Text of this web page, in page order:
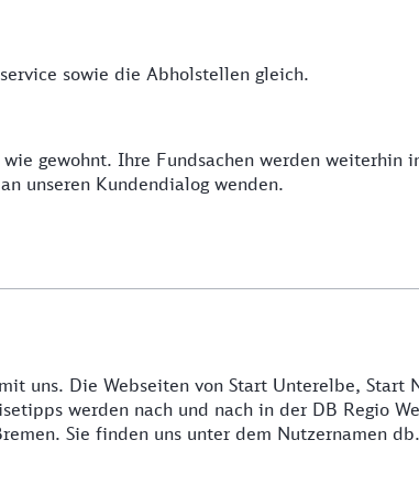
sowie die Abholstellen gleich.
gewohnt. Ihre Fundsachen werden weiterhin
unseren Kundendialog wenden.
uns. Die Webseiten von Start Unterelbe, Start
werden nach und nach in der DB Regio
Sie finden uns unter dem Nutzernamen